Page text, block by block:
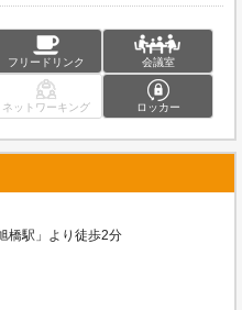
フリードリンク 会議室
ネットワーキング ロッカー
橋駅」より徒歩2分